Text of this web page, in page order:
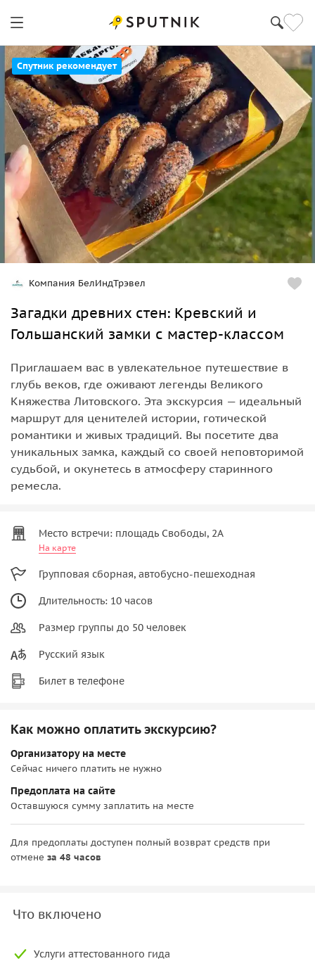
Спутник рекомендует
Компания БелИндТрэвел
Загадки древних стен: Кревский и
Гольшанский замки с мастер-классом
Приглашаем вас в увлекательное путешествие в
глубь веков, где оживают легенды Великого
Княжества Литовского. Эта экскурсия — идеальный
маршрут для ценителей истории, готической
романтики и живых традиций. Вы посетите два
уникальных замка, каждый со своей неповторимой
судьбой, и окунетесь в атмосферу старинного
ремесла.
Место встречи: площадь Свободы, 2А
На карте
Групповая сборная, автобусно-пешеходная
Длительность: 10 часов
Размер группы до 50 человек
Русский язык
Билет в телефоне
Как можно оплатить экскурсию?
Организатору на месте
Сейчас ничего платить не нужно
Предоплата на сайте
Оставшуюся сумму заплатить на месте
Для предоплаты доступен полный возврат средств при
отмене за 48 часов
Что включено
Услуги аттестованного гида